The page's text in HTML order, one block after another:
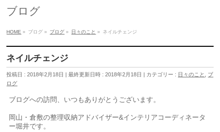
ブログ
HOME » ブログ » ブログ » 日々のこと » ネイルチェンジ
ネイルチェンジ
投稿日 : 2018年2月18日 最終更新日時 : 2018年2月18日 カテゴリー : 日々のこと
ブ
ログ
ブログへの訪問、いつもありがとうございます。
岡山・倉敷の整理収納アドバイザー&インテリアコーディネータ
ー堀井です。